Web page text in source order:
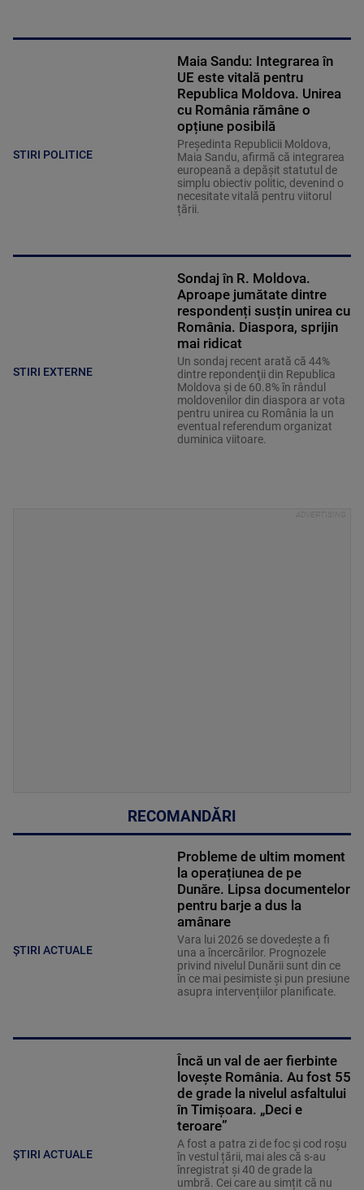
STIRI POLITICE
Maia Sandu: Integrarea în
UE este vitală pentru
Republica Moldova. Unirea
cu România rămâne o
opțiune posibilă
Președinta Republicii Moldova,
Maia Sandu, afirmă că integrarea
europeană a depășit statutul de
simplu obiectiv politic, devenind o
necesitate vitală pentru viitorul
țării.
STIRI EXTERNE
Sondaj în R. Moldova.
Aproape jumătate dintre
respondenți susțin unirea cu
România. Diaspora, sprijin
mai ridicat
Un sondaj recent arată că 44%
dintre repondenţii din Republica
Moldova şi de 60.8% în rândul
moldovenilor din diaspora ar vota
pentru unirea cu România la un
eventual referendum organizat
duminica viitoare.
RECOMANDĂRI
ȘTIRI ACTUALE
Probleme de ultim moment
la operațiunea de pe
Dunăre. Lipsa documentelor
pentru barje a dus la
amânare
Vara lui 2026 se dovedește a fi
una a încercărilor. Prognozele
privind nivelul Dunării sunt din ce
în ce mai pesimiste și pun presiune
asupra intervențiilor planificate.
ȘTIRI ACTUALE
Încă un val de aer fierbinte
lovește România. Au fost 55
de grade la nivelul asfaltului
în Timișoara. „Deci e
teroare”
A fost a patra zi de foc și cod roșu
în vestul țării, mai ales că s-au
înregistrat și 40 de grade la
umbră. Cei care au simțit că nu